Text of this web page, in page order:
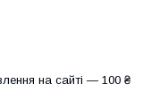
на сайті — 100 ₴